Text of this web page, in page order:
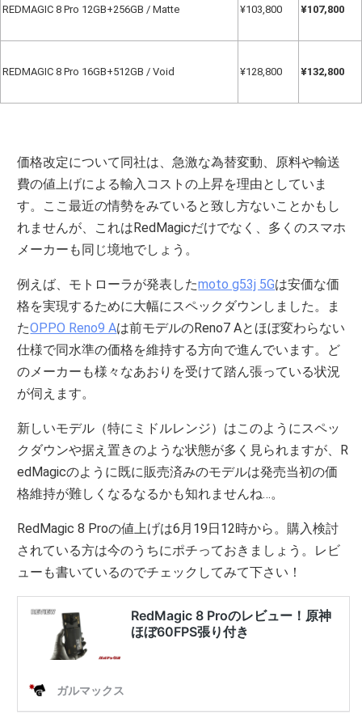
REDMAGIC 8 Pro 12GB+256GB / Matte ¥103,800 ¥107,800
REDMAGIC 8 Pro 16GB+512GB / Void ¥128,800 ¥132,800
価格改定について同社は、急激な為替変動、原料や輸送
費の値上げによる輸入コストの上昇を理由としていま
す。ここ最近の情勢をみていると致し方ないことかもし
れませんが、これはRedMagicだけでなく、多くのスマホ
メーカーも同じ境地でしょう。
例えば、モトローラが発表したmoto g53j 5Gは安価な価
格を実現するために大幅にスペックダウンしました。ま
たOPPO Reno9 Aは前モデルのReno7 Aとほぼ変わらない
仕様で同水準の価格を維持する方向で進んでいます。ど
のメーカーも様々なあおりを受けて踏ん張っている状況
が伺えます。
新しいモデル（特にミドルレンジ）はこのようにスペッ
クダウンや据え置きのような状態が多く見られますが、R
edMagicのように既に販売済みのモデルは発売当初の価
格維持が難しくなるなるかも知れませんね…。
RedMagic 8 Proの値上げは6月19日12時から。購入検討
されている方は今のうちにポチっておきましょう。レビ
ューも書いているのでチェックしてみて下さい！